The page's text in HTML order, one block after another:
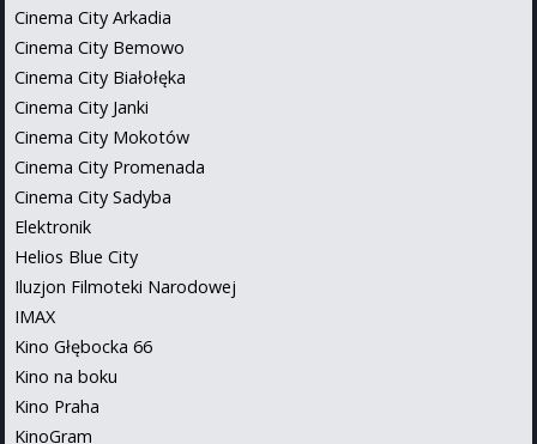
Cinema City Arkadia
Cinema City Bemowo
Cinema City Białołęka
Cinema City Janki
Cinema City Mokotów
Cinema City Promenada
Cinema City Sadyba
Elektronik
Helios Blue City
Iluzjon Filmoteki Narodowej
IMAX
Kino Głębocka 66
Kino na boku
Kino Praha
KinoGram